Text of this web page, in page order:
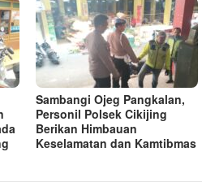
Sambangi Ojeg Pangkalan,
Personil Polsek Cikijing
Berikan Himbauan
Keselamatan dan Kamtibmas